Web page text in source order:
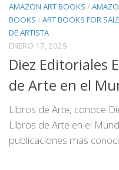
AMAZON ART BOOKS /
BOOKS /ART BOOKS FOR SALE
DE ARTISTA
ENERO 17, 2025
Diez Editoriales
de Arte en el
Libros de Arte, conoce
Libros de Arte en el
publicaciones mas